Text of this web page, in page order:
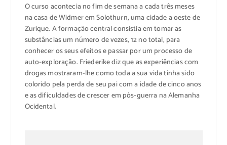
O curso acontecia no fim de semana a cada três meses
na casa de Widmer em Solothurn, uma cidade a oeste de
Zurique. A formação central consistia em tomar as
substâncias um número de vezes, 12 no total, para
conhecer os seus efeitos e passar por um processo de
auto-exploração. Friederike diz que as experiências com
drogas mostraram-lhe como toda a sua vida tinha sido
colorido pela perda de seu pai com a idade de cinco anos
e as dificuldades de crescer em pós-guerra na Alemanha
Ocidental.